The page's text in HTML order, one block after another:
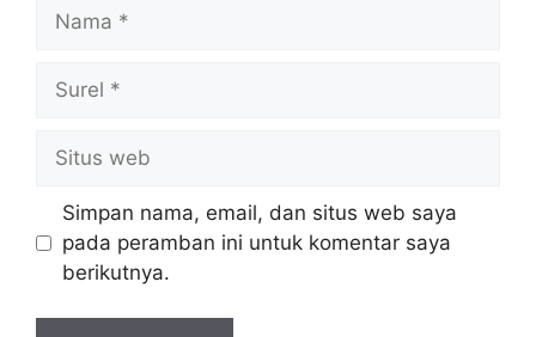
web
Simpan nama, email, dan situs web saya
pada peramban ini untuk komentar saya
berikutnya.